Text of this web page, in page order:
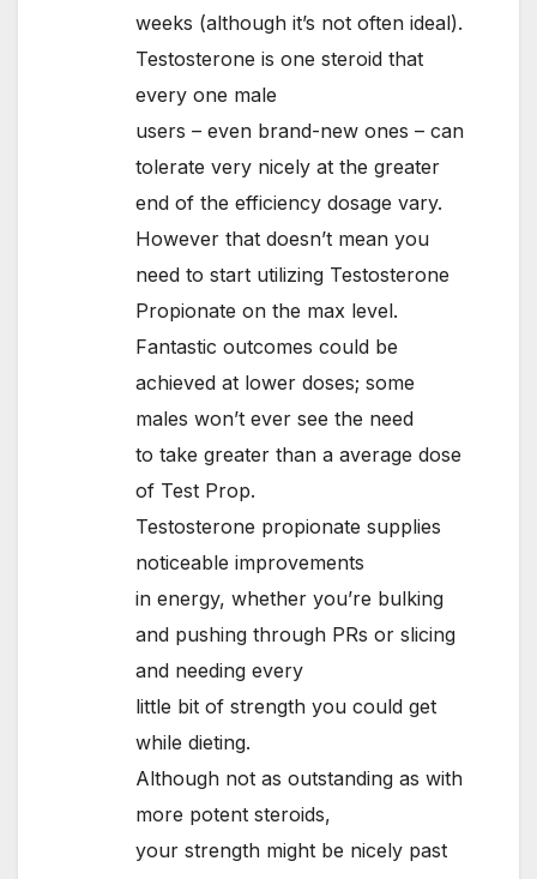
weeks (although it’s not often ideal).
Testosterone is one steroid that
every one male
users – even brand-new ones – can
tolerate very nicely at the greater
end of the efficiency dosage vary.
However that doesn’t mean you
need to start utilizing Testosterone
Propionate on the max level.
Fantastic outcomes could be
achieved at lower doses; some
males won’t ever see the need
to take greater than a average dose
of Test Prop.
Testosterone propionate supplies
noticeable improvements
in energy, whether you’re bulking
and pushing through PRs or slicing
and needing every
little bit of strength you could get
while dieting.
Although not as outstanding as with
more potent steroids,
your strength might be nicely past